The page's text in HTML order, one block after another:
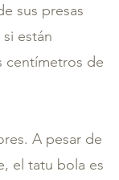
sus presas
están
centímetros de
A pesar de
el tatu bola es